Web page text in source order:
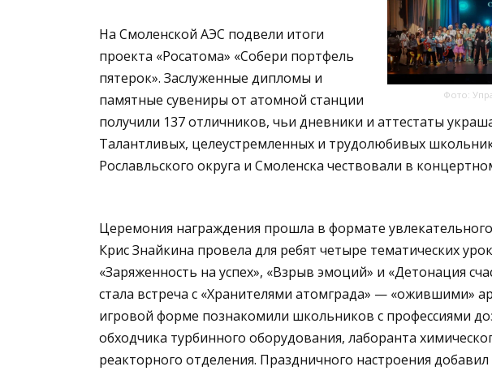
Фото:
На Смоленской АЭС подвели итоги
проекта «Росатома» «Собери портфель
пятерок». Заслуженные дипломы и
памятные сувениры от атомной станции
получили 137 отличников, чьи дневники и аттестаты
Талантливых, целеустремленных и трудолюбивых
Рославльского округа и Смоленска чествовали в
Церемония награждения прошла в формате
Крис Знайкина провела для ребят четыре тематических
«Заряженность на успех», «Взрыв эмоций» и «Детонация
стала встреча с «Хранителями атомграда» — «ожившими»
игровой форме познакомили школьников с профессиями
обходчика турбинного оборудования, лаборанта
реакторного отделения. Праздничного настроения